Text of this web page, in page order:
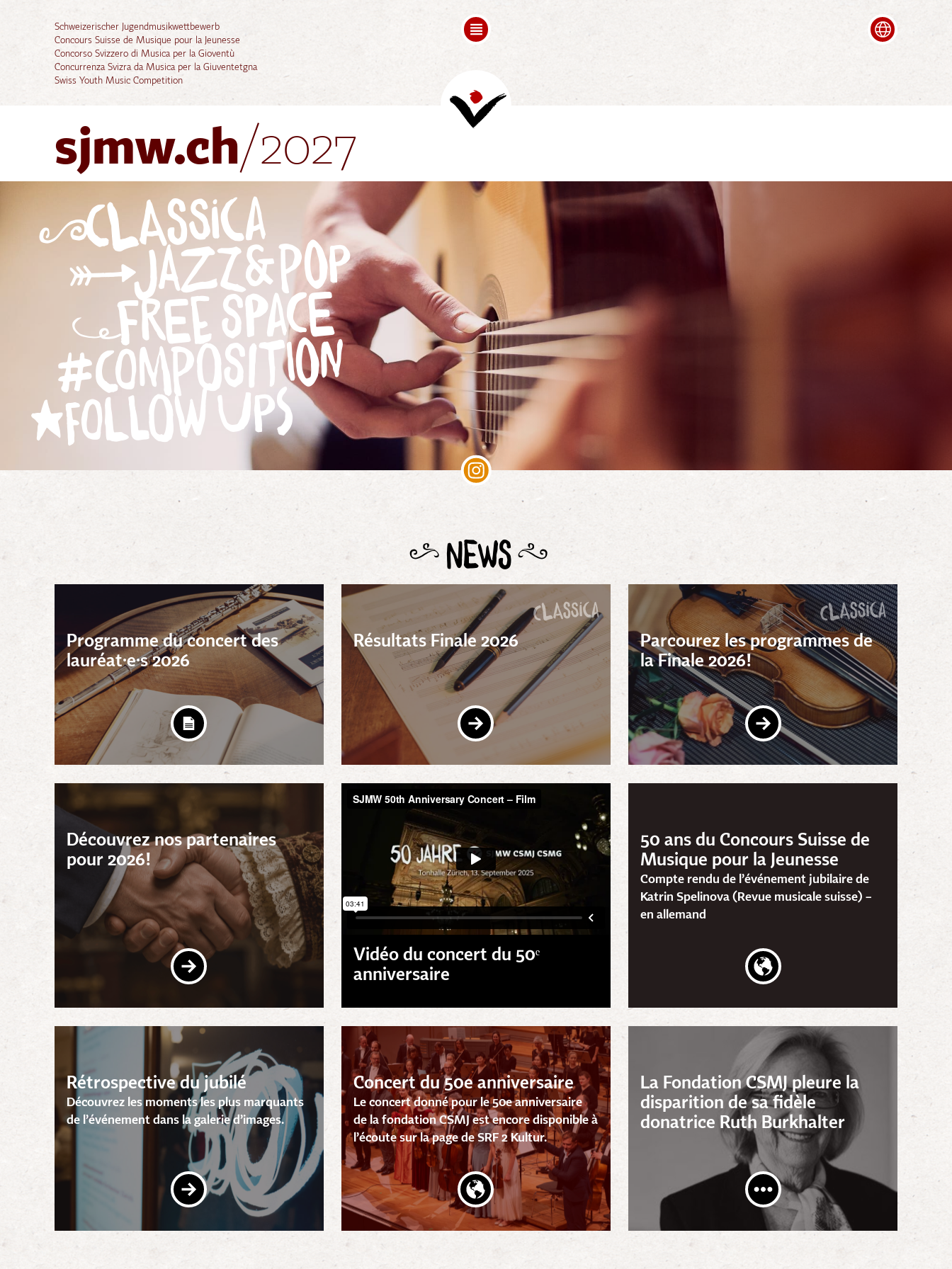
Schweizerischer Jugendmusikwettbewerb
Concours Suisse de Musique pour la Jeunesse
Concorso Svizzero di Musica per la Gioventù
Concurrenza Svizra da Musica per la Giuventetgna
Swiss Youth Music Competition
Deutsch
sjmw.ch/2027
FREESPACE
FOLLOW UPS
Mots de Bienvenue
Videos
Classica
Jazz&Pop
Free Space
Composition
follow Ups
 News
Programme du concert des
lauréat·e·s 2026
classica
Résultats Finale 2026
classica
Parcourez les programmes de
la Finale 2026!
Découvrez nos partenaires
pour 2026!
Vidéo du concert du 50ᵉ
anniversaire
50 ans du Concours Suisse de
Musique pour la Jeunesse
Compte rendu de l’événement jubilaire de
Katrin Spelinova (Revue musicale suisse) –
en allemand
Rétrospective du jubilé
Découvrez les moments les plus marquants
de l’événement dans la galerie d’images.
Concert du 50e anniversaire
Le concert donné pour le 50e anniversaire
de la fondation CSMJ est encore disponible à
l’écoute sur la page de SRF 2 Kultur.
La Fondation CSMJ pleure la
disparition de sa fidèle
donatrice Ruth Burkhalter